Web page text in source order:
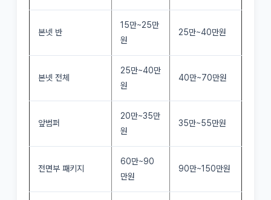
본넷 반
15만~25만
원
25만~40만원
본넷 전체
25만~40만
원
40만~70만원
앞범퍼
20만~35만
원
35만~55만원
전면부 패키지
60만~90
만원
90만~150만원